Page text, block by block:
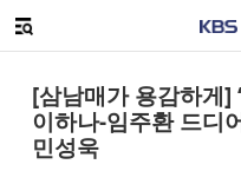
메뉴 열기
[삼남매가 용감하게]
이하나-임주환 드디
민성욱
페이스북
트위터
네이버
URL복사
글씨 작게보기
글씨 크게보기